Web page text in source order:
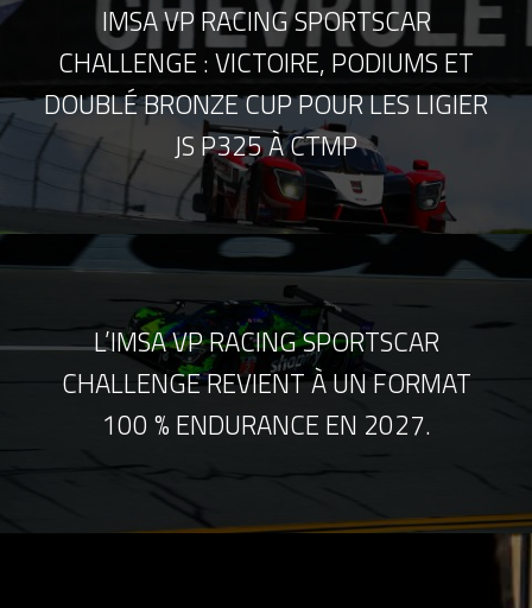
IMSA VP RACING SPORTSCAR
CHALLENGE : VICTOIRE, PODIUMS ET
DOUBLÉ BRONZE CUP POUR LES LIGIER
JS P325 À CTMP
L’IMSA VP RACING SPORTSCAR
CHALLENGE REVIENT À UN FORMAT
100 % ENDURANCE EN 2027.